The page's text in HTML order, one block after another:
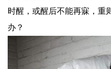
时醒，或醒后不能再寐，重
办？